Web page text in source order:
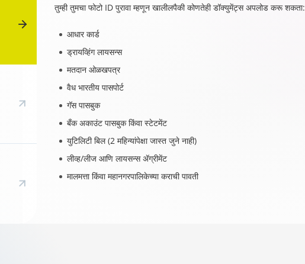
तुम्ही तुमचा फोटो ID पुरावा म्हणून खालीलपैकी कोणतेही डॉक्युमेंट्स अपलोड करू शकता:
आधार कार्ड
ड्रायव्हिंग लायसन्स
मतदान ओळखपत्र
वैध भारतीय पासपोर्ट
गॅस पासबुक
बँक अकाउंट पासबुक किंवा स्टेटमेंट
युटिलिटी बिल (2 महिन्यांपेक्षा जास्त जुने नाही)
लीव्ह/लीज आणि लायसन्स ॲग्रीमेंट
मालमत्ता किंवा महानगरपालिकेच्या कराची पावती